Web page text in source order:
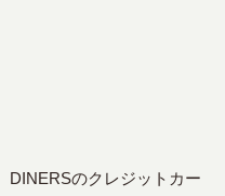
DINERSのクレジットカー